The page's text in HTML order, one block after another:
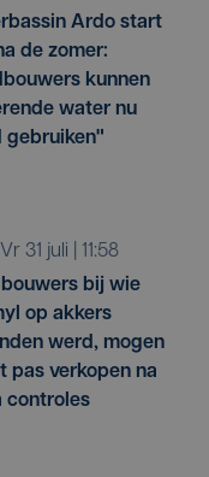
Ardo start
de zomer:
kunnen
water nu
gebruiken"
vr 31 juli | 11:58
bij wie
op akkers
werd, mogen
pas verkopen na
controles